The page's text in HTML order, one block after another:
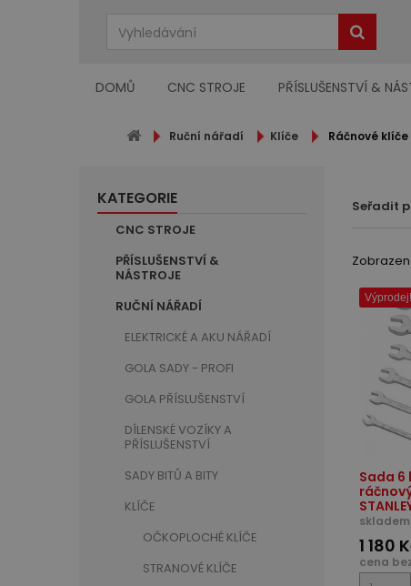
DOMŮ CNC STROJE PŘÍSLUŠENSTVÍ &
Ruční nářadí Klíče Ráčnové klíče
KATEGORIE
CNC STROJE
PŘÍSLUŠENSTVÍ &
NÁSTROJE
RUČNÍ NÁŘADÍ
ELEKTRICKÉ A AKU NÁŘADÍ
GOLA SADY - PROFI
GOLA PŘÍSLUŠENSTVÍ
DÍLENSKÉ VOZÍKY A
PŘÍSLUŠENSTVÍ
SADY BITŮ A BITY
KLÍČE
OČKOPLOCHÉ KLÍČE
STRANOVÉ KLÍČE
Seřadit
Výprodej!
Sada 6
1 180
cena